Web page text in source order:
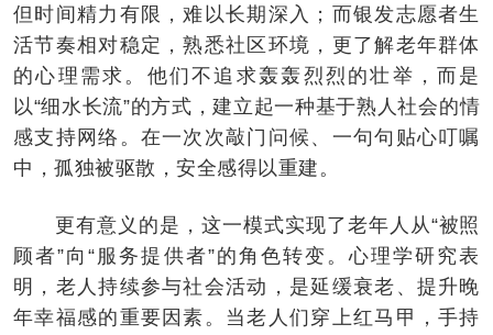
但时间精力有限，难以长期深入；而银发志愿者生
活节奏相对稳定，熟悉社区环境，更了解老年群体
的心理需求。他们不追求轰轰烈烈的壮举，而是
以“细水长流”的方式，建立起一种基于熟人社会的情
感支持网络。在一次次敲门问候、一句句贴心叮嘱
中，孤独被驱散，安全感得以重建。
更有意义的是，这一模式实现了老年人从“被照
顾者”向“服务提供者”的角色转变。心理学研究表
明，老人持续参与社会活动，是延缓衰老、提升晚
年幸福感的重要因素。当老人们穿上红马甲，手持